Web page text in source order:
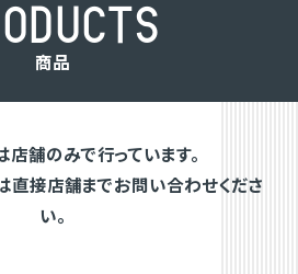
ODUCTS
商品
舗のみで行っています。
直接店舗までお問い合わせくださ
い。